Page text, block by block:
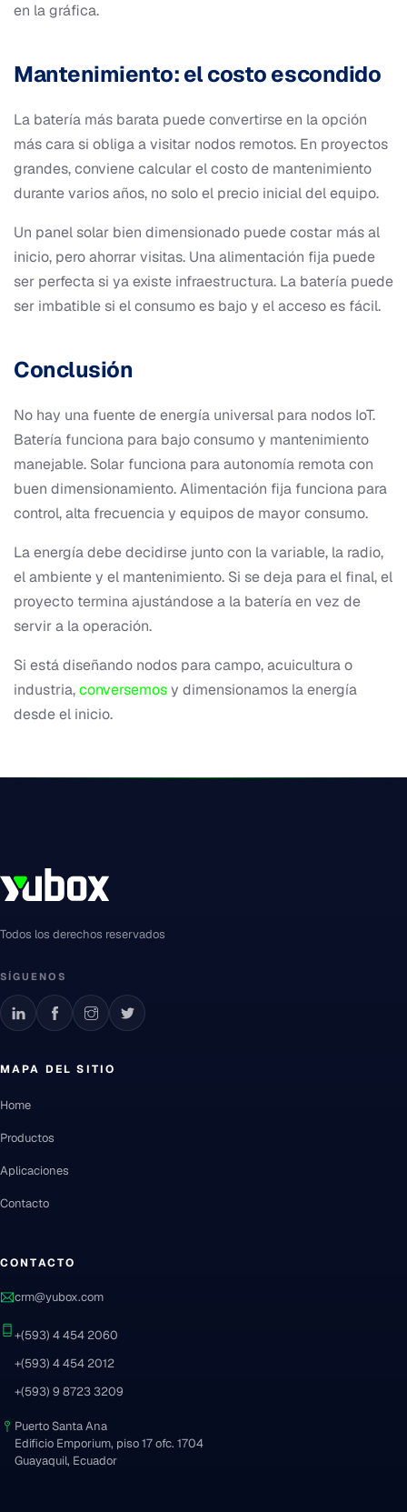
en la gráfica.
Mantenimiento: el costo escondido
La batería más barata puede convertirse en la opción
más cara si obliga a visitar nodos remotos. En proyectos
grandes, conviene calcular el costo de mantenimiento
durante varios años, no solo el precio inicial del equipo.
Un panel solar bien dimensionado puede costar más al
inicio, pero ahorrar visitas. Una alimentación fija puede
ser perfecta si ya existe infraestructura. La batería puede
ser imbatible si el consumo es bajo y el acceso es fácil.
Conclusión
No hay una fuente de energía universal para nodos IoT.
Batería funciona para bajo consumo y mantenimiento
manejable. Solar funciona para autonomía remota con
buen dimensionamiento. Alimentación fija funciona para
control, alta frecuencia y equipos de mayor consumo.
La energía debe decidirse junto con la variable, la radio,
el ambiente y el mantenimiento. Si se deja para el final, el
proyecto termina ajustándose a la batería en vez de
servir a la operación.
Si está diseñando nodos para campo, acuicultura o
industria,conversemosy dimensionamos la energía
desde el inicio.
Todos los derechos reservados
SÍGUENOS
MAPA DEL SITIO
Home
Productos
Aplicaciones
Contacto
CONTACTO
crm@yubox.com
+(593) 4 454 2060
+(593) 4 454 2012
+(593) 9 8723 3209
Puerto Santa Ana
Edificio Emporium, piso 17 ofc. 1704
Guayaquil, Ecuador